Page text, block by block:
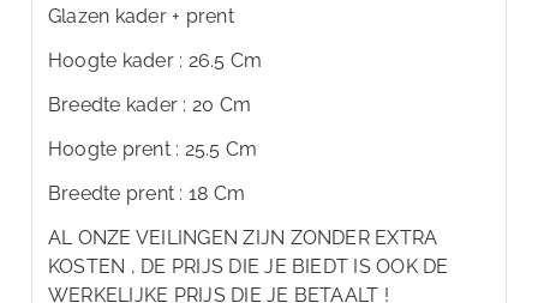
Glazen kader + prent
Hoogte kader : 26.5 Cm
Breedte kader : 20 Cm
Hoogte prent : 25.5 Cm
Breedte prent : 18 Cm
AL ONZE VEILINGEN ZIJN ZONDER EXTRA
KOSTEN , DE PRIJS DIE JE BIEDT IS OOK DE
WERKELIJKE PRIJS DIE JE BETAALT !